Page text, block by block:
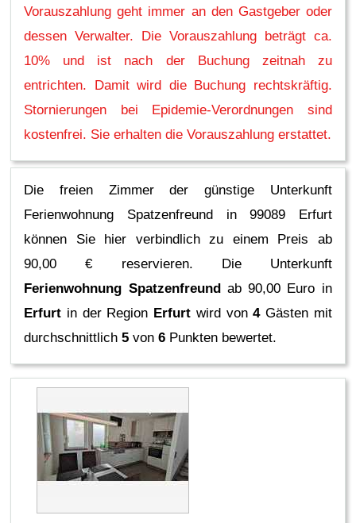
Vorauszahlung geht immer an den Gastgeber oder
dessen Verwalter. Die Vorauszahlung beträgt ca.
10% und ist nach der Buchung zeitnah zu
entrichten. Damit wird die Buchung rechtskräftig.
Stornierungen bei Epidemie-Verordnungen sind
kostenfrei. Sie erhalten die Vorauszahlung erstattet.
Die freien Zimmer der günstige Unterkunft
Ferienwohnung Spatzenfreund in 99089 Erfurt
können Sie hier verbindlich zu einem Preis ab
90,00 € reservieren. Die Unterkunft
Ferienwohnung Spatzenfreundab 90,00 Euro in
Erfurt in der Region Erfurt wird von4Gästen mit
durchschnittlich5 von6 Punkten bewertet.